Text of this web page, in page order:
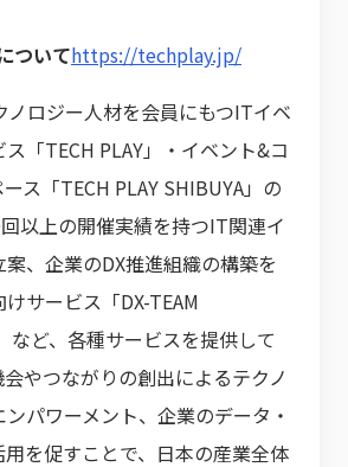
ついてhttps://techplay.jp/
ノロジー人材を会員にもつITイベ
「TECH PLAY」・イベント&コ
ス「TECH PLAY SHIBUYA」の
以上の開催実績を持つIT関連イ
、企業のDX推進組織の構築を
サービス「DX-TEAM
など、各種サービスを提供して
やつながりの創出によるテクノ
パワーメント、企業のデータ・
を促すことで、日本の産業全体